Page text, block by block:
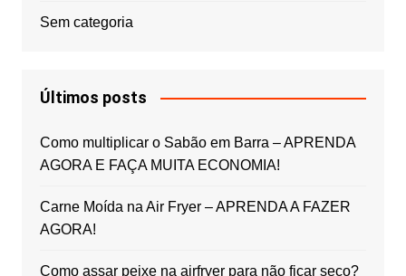
Sem categoria
Últimos posts
Como multiplicar o Sabão em Barra – APRENDA
AGORA E FAÇA MUITA ECONOMIA!
Carne Moída na Air Fryer – APRENDA A FAZER
AGORA!
Como assar peixe na airfryer para não ficar seco?